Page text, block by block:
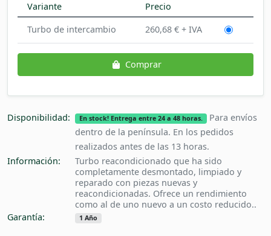
Variante
Precio
Turbo de intercambio
260,68 € + IVA
Comprar
Disponibilidad: En stock! Entrega entre 24 a 48 horas.
Para envíos
dentro de la península. En los pedidos
realizados antes de las 13 horas.
Información:
Turbo reacondicionado que ha sido
completamente desmontado, limpiado y
reparado con piezas nuevas y
reacondicionadas. Ofrece un rendimiento
como al de uno nuevo a un costo reducido..
Garantía:
1 Año